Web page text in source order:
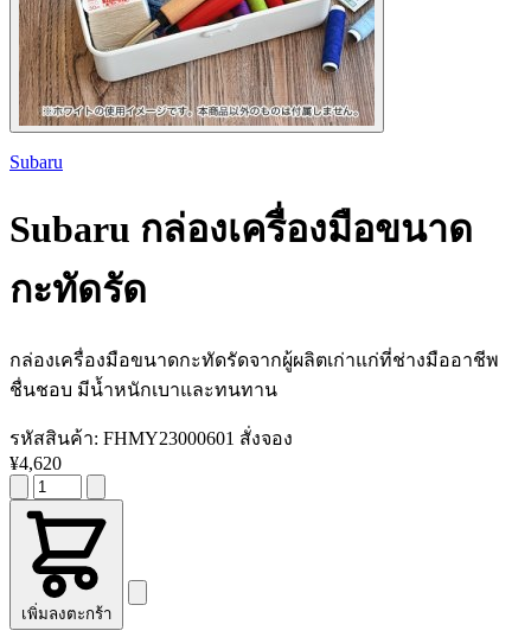
Subaru
Subaru กล่องเครื่องมือขนาด
กะทัดรัด
กล่องเครื่องมือขนาดกะทัดรัดจากผู้ผลิตเก่าแก่ที่ช่างมืออาชีพ
ชื่นชอบ มีน้ำหนักเบาและทนทาน
รหัสสินค้า: FHMY23000601 สั่งจอง
¥4,620
เพิ่มลงตะกร้า